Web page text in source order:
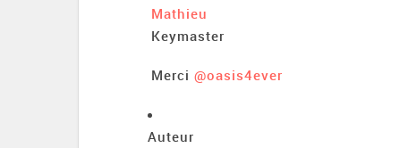
Mathieu
Keymaster
Merci@oasis4ever
Auteur